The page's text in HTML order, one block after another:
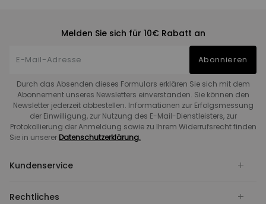
Melden Sie sich für 10€ Rabatt an
Abonnieren
Durch das Absenden dieses Formulars erklären Sie sich mit dem
Abonnement unseres Newsletters einverstanden. Sie können den
Newsletter jederzeit abbestellen. Informationen zur Erfolgsmessung
der Einwilligung, zur Nutzung des E-Mail-Dienstleisters, zur
Protokollierung der Anmeldung sowie zu Ihrem Widerrufsrecht finden
Sie in unserer Datenschutzerklärung.
Kundenservice
Rechtliches